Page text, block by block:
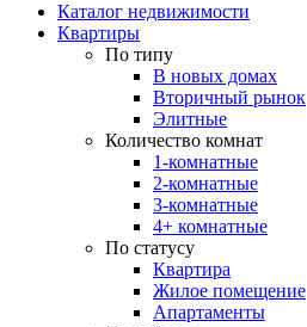
Каталог недвижимости
Квартиры
По типу
В новых домах
Вторичный рынок
Элитные
Количество комнат
1-комнатные
2-комнатные
3-комнатные
4+ комнатные
По статусу
Квартира
Жилое помещение
Апартаменты